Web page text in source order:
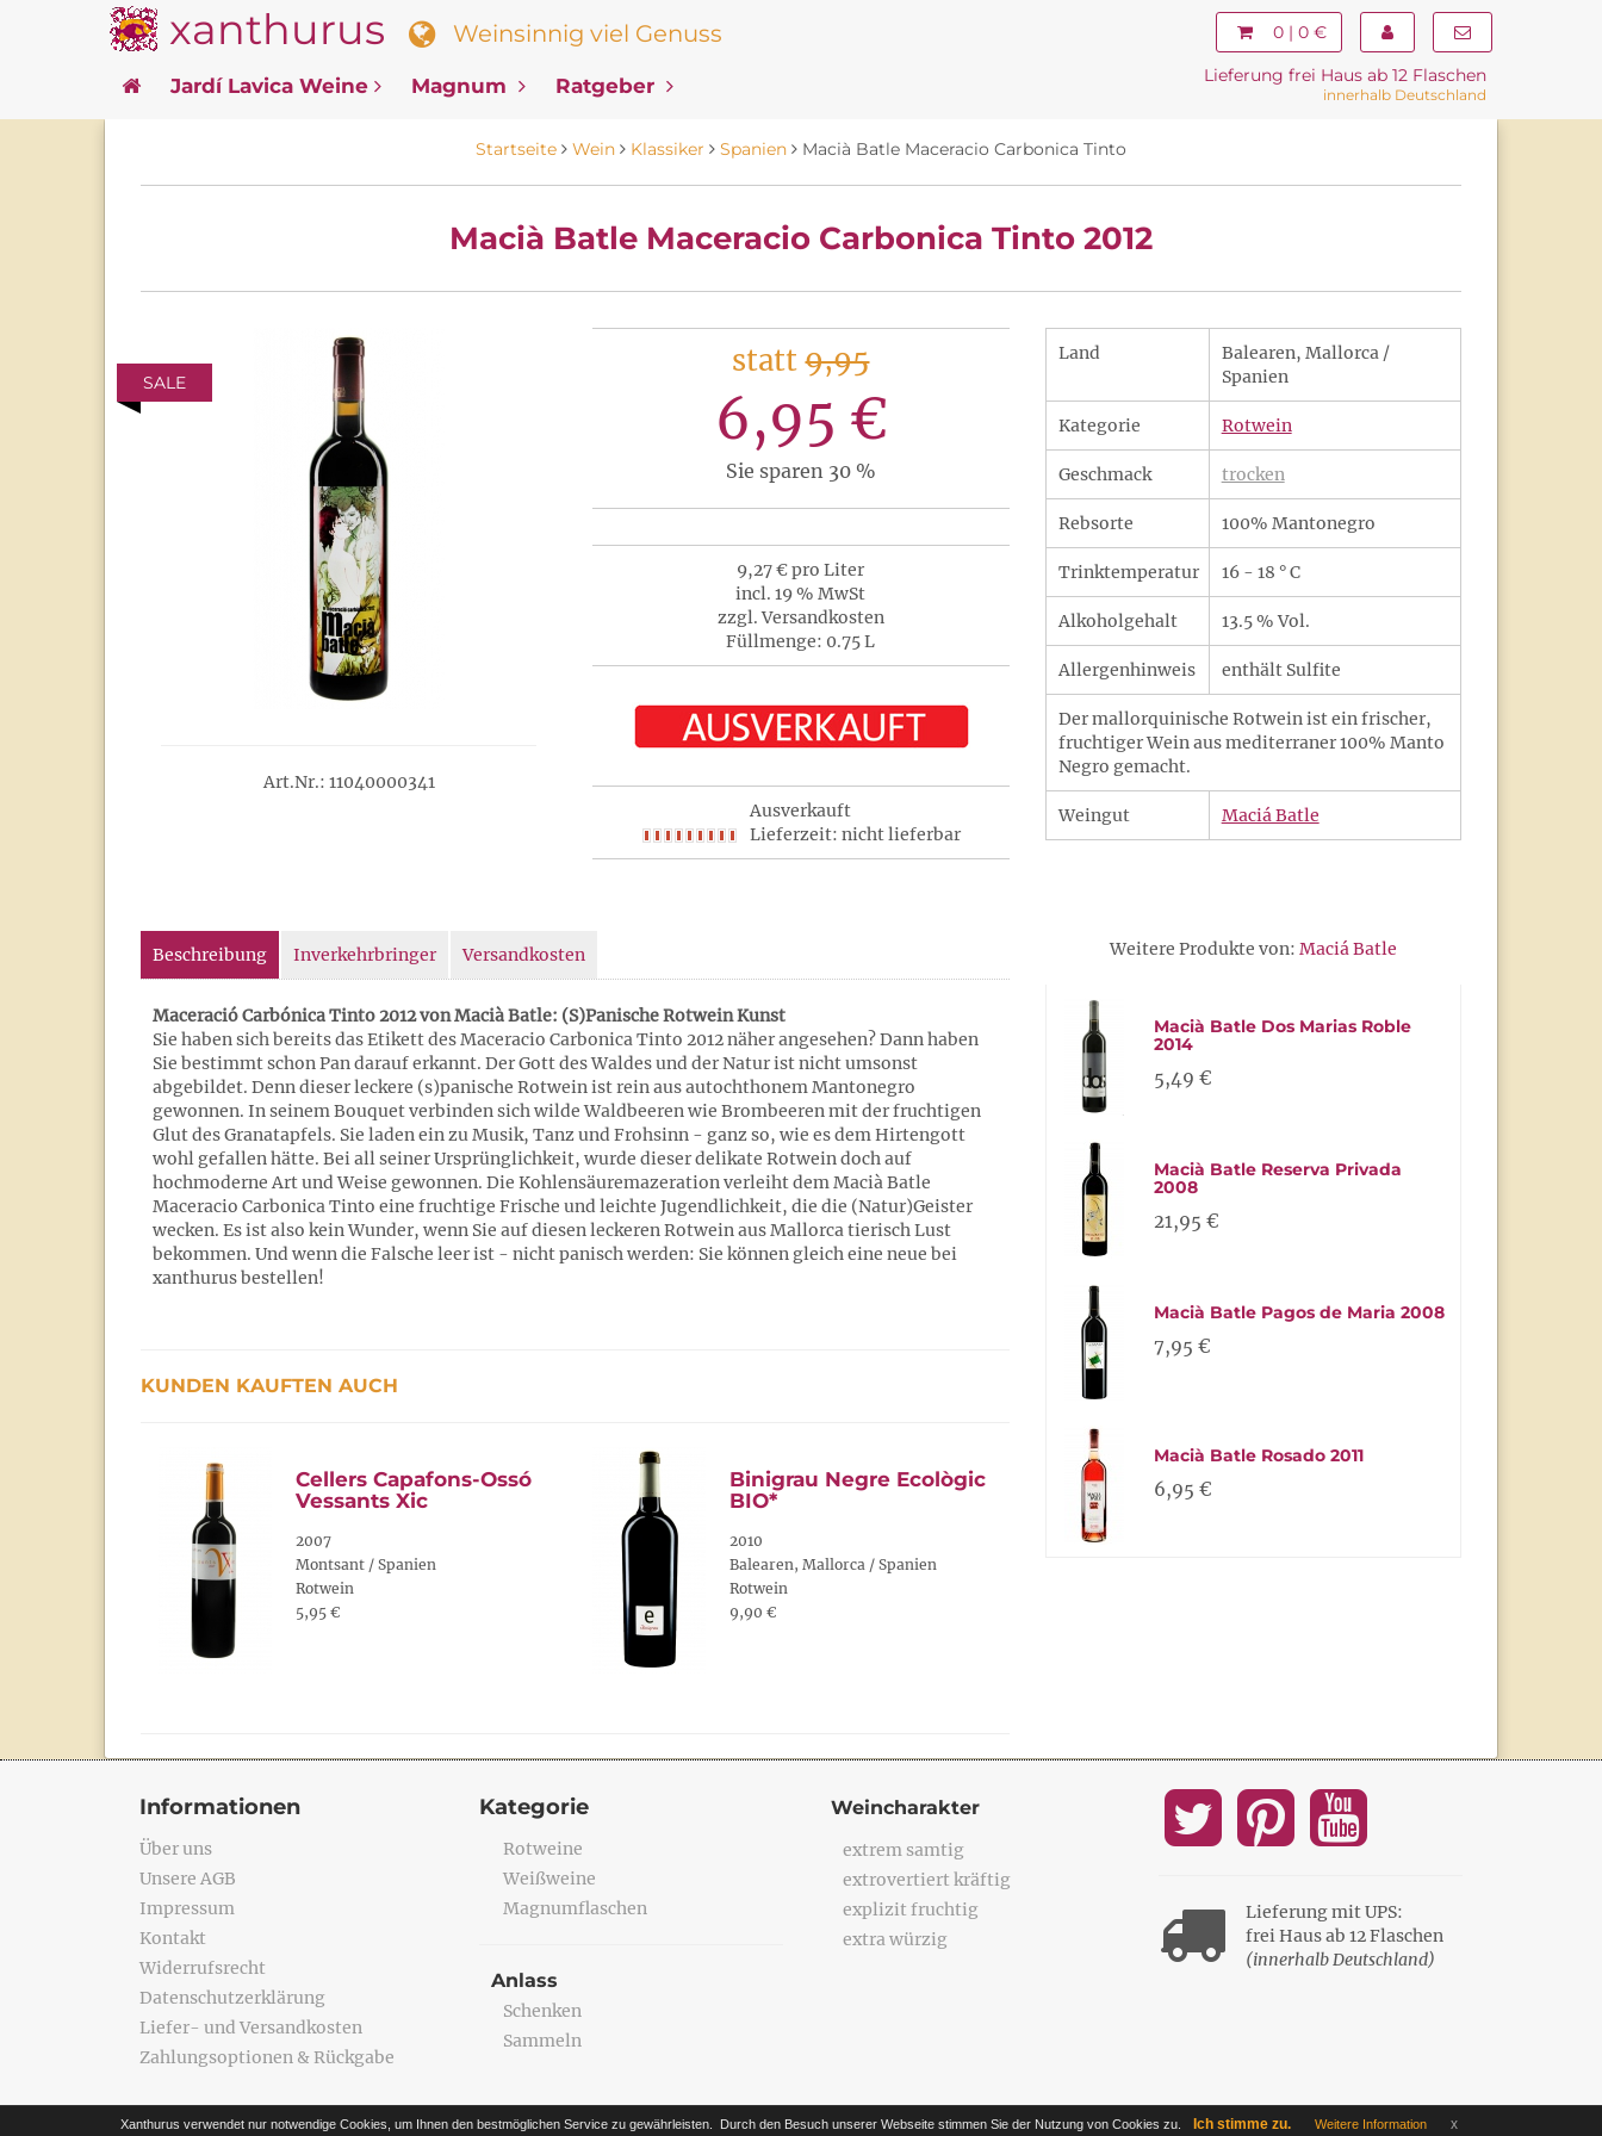
xanthurus Weinsinnig viel Genuss 0 | 0 €
Jardí Lavica Weine Magnum Ratgeber Lieferung frei Haus ab 12 Flaschen
innerhalb Deutschland
Startseite Wein Klassiker Spanien Macià Batle Maceracio Carbonica Tinto
Macià Batle Maceracio Carbonica Tinto 2012
SALE
Art.Nr.: 11040000341
statt9,95
6,95 €
Sie sparen 30 %
9,27 € pro Liter
incl. 19 % MwSt
zzgl. Versandkosten
Füllmenge: 0.75 L
Ausverkauft
Lieferzeit: nicht lieferbar
Land
Balearen, Mallorca /
Spanien
Kategorie Rotwein
Geschmack trocken
Rebsorte 100% Mantonegro
Trinktemperatur 16 - 18 ° C
Alkoholgehalt 13.5 % Vol.
Allergenhinweis enthält Sulfite
Der mallorquinische Rotwein ist ein frischer,
fruchtiger Wein aus mediterraner 100% Manto
Negro gemacht.
Weingut Maciá Batle
Beschreibung Inverkehrbringer Versandkosten
Maceració Carbónica Tinto 2012 von Macià Batle: (S)Panische Rotwein Kunst
Sie haben sich bereits das Etikett des Maceracio Carbonica Tinto 2012 näher angesehen? Dann haben
Sie bestimmt schon Pan darauf erkannt. Der Gott des Waldes und der Natur ist nicht umsonst
abgebildet. Denn dieser leckere (s)panische Rotwein ist rein aus autochthonem Mantonegro
gewonnen. In seinem Bouquet verbinden sich wilde Waldbeeren wie Brombeeren mit der fruchtigen
Glut des Granatapfels. Sie laden ein zu Musik, Tanz und Frohsinn - ganz so, wie es dem Hirtengott
wohl gefallen hätte. Bei all seiner Ursprünglichkeit, wurde dieser delikate Rotwein doch auf
hochmoderne Art und Weise gewonnen. Die Kohlensäuremazeration verleiht dem Macià Batle
Maceracio Carbonica Tinto eine fruchtige Frische und leichte Jugendlichkeit, die die (Natur)Geister
wecken. Es ist also kein Wunder, wenn Sie auf diesen leckeren Rotwein aus Mallorca tierisch Lust
bekommen. Und wenn die Falsche leer ist - nicht panisch werden: Sie können gleich eine neue bei
xanthurus bestellen!
KUNDEN KAUFTEN AUCH
Cellers Capafons-Ossó
Vessants Xic
2007
Montsant / Spanien
Rotwein
5,95 €
Binigrau Negre Ecològic
BIO*
2010
Balearen, Mallorca / Spanien
Rotwein
9,90 €
Weitere Produkte von: Maciá Batle
Macià Batle Dos Marias Roble
2014
5,49 €
Macià Batle Reserva Privada
2008
21,95 €
Macià Batle Pagos de Maria 2008
7,95 €
Macià Batle Rosado 2011
6,95 €
Informationen
Über uns
Unsere AGB
Impressum
Kontakt
Widerrufsrecht
Datenschutzerklärung
Liefer- und Versandkosten
Zahlungsoptionen & Rückgabe
Kategorie
Rotweine
Weißweine
Magnumflaschen
Anlass
Schenken
Sammeln
Weincharakter
extrem samtig
extrovertiert kräftig
explizit fruchtig
extra würzig
Lieferung mit UPS:
frei Haus ab 12 Flaschen
(innerhalb Deutschland)
Xanthurus verwendet nur notwendige Cookies, um Ihnen den bestmöglichen Service zu gewährleisten. Durch den Besuch unserer Webseite stimmen Sie der Nutzung von Cookies zu. Ich stimme zu. Weitere Information x